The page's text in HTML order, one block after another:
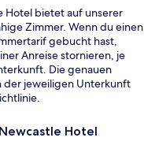
Hotel bietet auf unserer
Zimmer. Wenn du einen
gebucht hast,
Anreise stornieren, je
Die genauen
der jeweiligen Unterkunft
Hotel